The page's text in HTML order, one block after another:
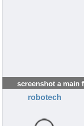
screenshot a main
robotech